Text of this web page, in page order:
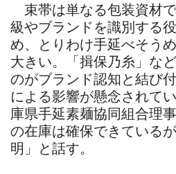
束帯は単なる包装資材
級やブランドを識別する
め、とりわけ手延べそう
大きい。「揖保乃糸」な
のがブランド認知と結び
による影響が懸念されて
庫県手延素麺協同組合理
の在庫は確保できている
明」と話す。